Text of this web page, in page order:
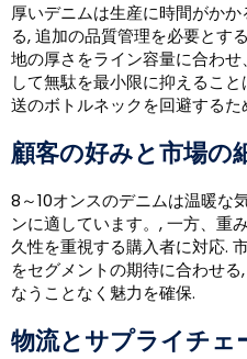
厚いデニムは生産に時間がか
る, 追加の品質管理を必要とす
地の厚さをライン容量に合わ
して無駄を最小限に抑えるこ
送のボトルネックを回避するた
顧客の好みと市場の
8～10オンスのデニムは温暖な
ンに適しています。, 一方、重
久性を重視する購入者に対応.
をセグメントの期待に合わせ
なうことなく魅力を確保.
物流とサプライチェ